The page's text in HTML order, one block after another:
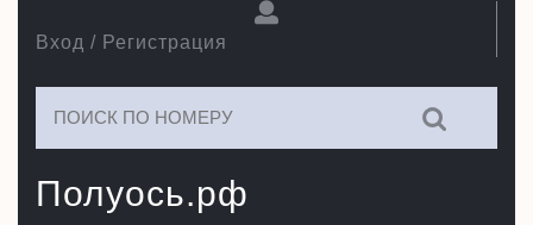
Полуось.рф
Вход / Регистрация